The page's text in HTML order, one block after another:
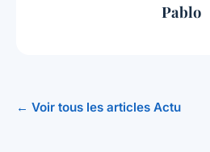
Pablo
← Voir tous les articles Actu